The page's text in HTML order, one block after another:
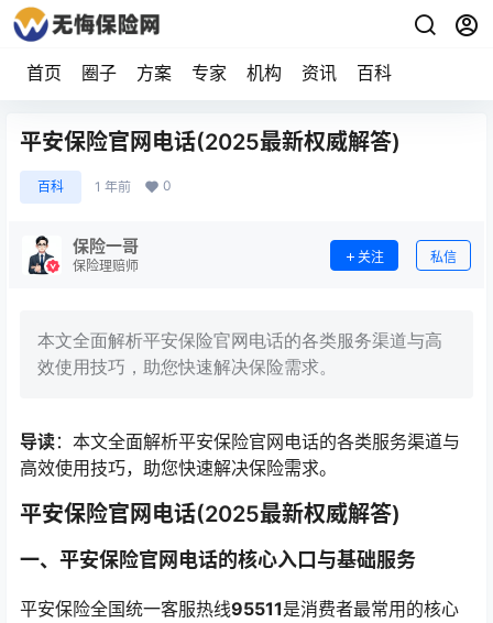
首页 圈子 方案 专家 机构 资讯 百科
平安保险官网电话(2025最新权威解答)
百科 1 年前 0
保险一哥
保险理赔师
关注 私信
本文全面解析平安保险官网电话的各类服务渠道与高
效使用技巧，助您快速解决保险需求。
导读：本文全面解析平安保险官网电话的各类服务渠道与
高效使用技巧，助您快速解决保险需求。
平安保险官网电话(2025最新权威解答)
一、平安保险官网电话的核心入口与基础服务
平安保险全国统一客服热线95511是消费者最常用的核心